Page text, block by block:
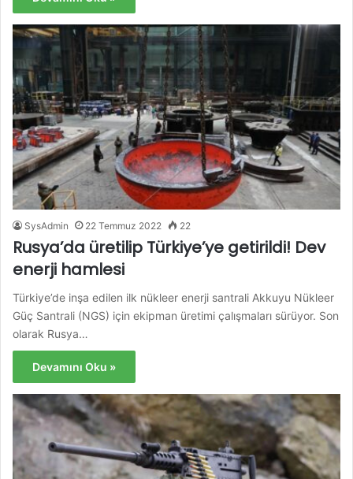
SysAdmin 22 Temmuz 2022 22
Rusya’da üretilip Türkiye’ye getirildi! Dev
enerji hamlesi
Türkiye’de inşa edilen ilk nükleer enerji santrali Akkuyu Nükleer
Güç Santrali (NGS) için ekipman üretimi çalışmaları sürüyor. Son
olarak Rusya…
Devamını Oku »